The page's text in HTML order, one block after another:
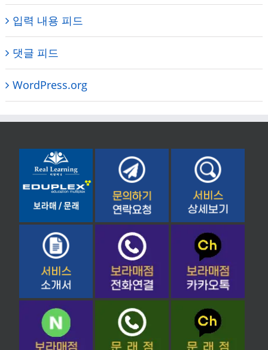
입력 내용 피드
댓글 피드
WordPress.org